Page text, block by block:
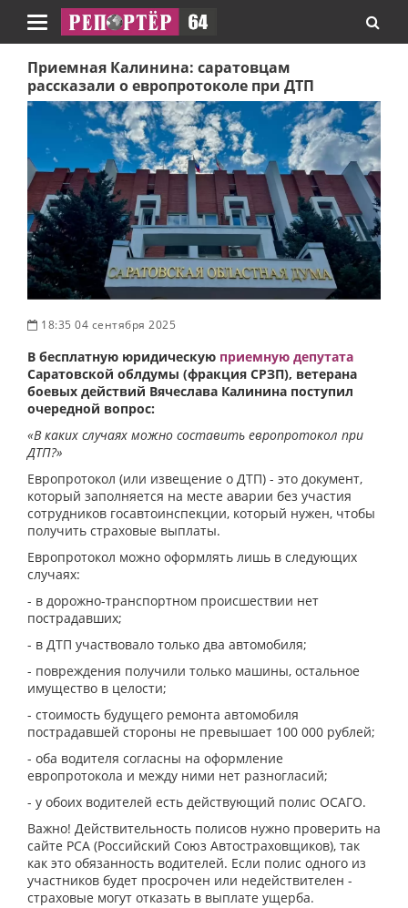
Навигация
Приемная Калинина: саратовцам
рассказали о европротоколе при ДТП
18:35 04 сентября 2025
В бесплатную юридическую приемную депутата
Саратовской облдумы (фракция СРЗП), ветерана
боевых действий Вячеслава Калинина поступил
очередной вопрос:
«В каких случаях можно составить европротокол при
ДТП?»
Европротокол (или извещение о ДТП) - это документ,
который заполняется на месте аварии без участия
сотрудников госавтоинспекции, который нужен, чтобы
получить страховые выплаты.
Европротокол можно оформлять лишь в следующих
случаях:
- в дорожно-транспортном происшествии нет
пострадавших;
- в ДТП участвовало только два автомобиля;
- повреждения получили только машины, остальное
имущество в целости;
- стоимость будущего ремонта автомобиля
пострадавшей стороны не превышает 100 000 рублей;
- оба водителя согласны на оформление
европротокола и между ними нет разногласий;
- у обоих водителей есть действующий полис ОСАГО.
Важно! Действительность полисов нужно проверить на
сайте РСА (Российский Союз Автостраховщиков), так
как это обязанность водителей. Если полис одного из
участников будет просрочен или недействителен -
страховые могут отказать в выплате ущерба.